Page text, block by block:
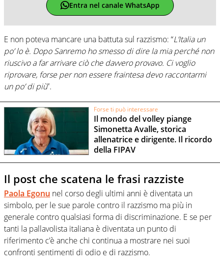
Entra nel canale WhatsApp
E non poteva mancare una battuta sul razzismo: “L’Italia un
po’ lo è. Dopo Sanremo ho smesso di dire la mia perché non
riuscivo a far arrivare ciò che davvero provavo. Ci voglio
riprovare, forse per non essere fraintesa devo raccontarmi
un po’ di più”.
Forse ti può interessare
Il mondo del volley piange
Simonetta Avalle, storica
allenatrice e dirigente. Il ricordo
della FIPAV
Il post che scatena le frasi razziste
Paola Egonu nel corso degli ultimi anni è diventata un
simbolo, per le sue parole contro il razzismo ma più in
generale contro qualsiasi forma di discriminazione. E se per
tanti la pallavolista italiana è diventata un punto di
riferimento c’è anche chi continua a mostrare nei suoi
confronti sentimenti di odio e di razzismo.